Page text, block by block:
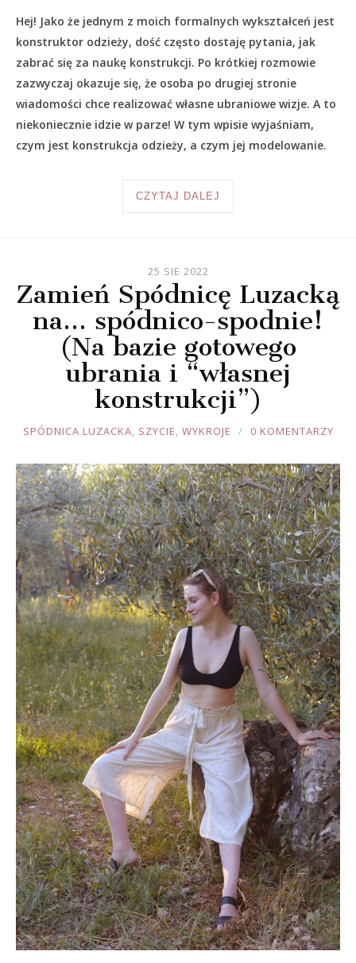
Hej! Jako że jednym z moich formalnych wykształceń jest
konstruktor odzieży, dość często dostaję pytania, jak
zabrać się za naukę konstrukcji. Po krótkiej rozmowie
zazwyczaj okazuje się, że osoba po drugiej stronie
wiadomości chce realizować własne ubraniowe wizje. A to
niekoniecznie idzie w parze! W tym wpisie wyjaśniam,
czym jest konstrukcja odzieży, a czym jej modelowanie.
CZYTAJ DALEJ
25 SIE 2022
Zamień Spódnicę Luzacką
na… spódnico-spodnie!
(Na bazie gotowego
ubrania i “własnej
konstrukcji”)
JOULE
SPÓDNICA LUZACKA, SZYCIE, WYKROJE 0 KOMENTARZY